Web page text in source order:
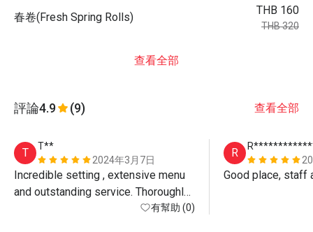
春卷(Fresh Spring Rolls)
THB 160
THB 320
查看全部
評論4.9 (9) 查看全部
T
T**
2024年3月7日
Incredible setting , extensive menu
and outstanding service. Thoroughly
有幫助 (0)
R
Good place, staff